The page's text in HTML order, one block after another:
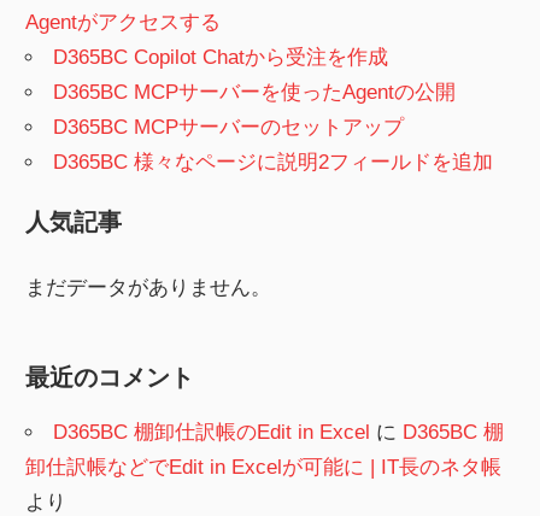
Agentがアクセスする
D365BC Copilot Chatから受注を作成
D365BC MCPサーバーを使ったAgentの公開
D365BC MCPサーバーのセットアップ
D365BC 様々なページに説明2フィールドを追加
人気記事
まだデータがありません。
最近のコメント
D365BC 棚卸仕訳帳のEdit in Excel に D365BC 棚
卸仕訳帳などでEdit in Excelが可能に | IT長のネタ帳
より